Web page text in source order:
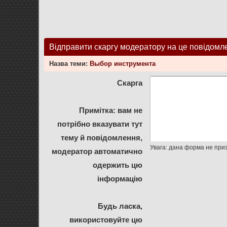
Відправити скаргу модератору на це
Назва теми: Выбор инструмента
Скарга
Примітка: вам не
потрібно вказувати тут
тему й повідомлення,
модератор автоматично
одержить цю
інформацію
Будь ласка,
використовуйте цю